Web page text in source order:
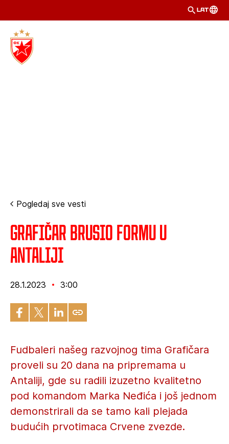
LAT
Pogledaj sve vesti
Grafičar brusio formu u
Antaliji
28.1.2023 3:00
Fudbaleri našeg razvojnog tima Grafičara
proveli su 20 dana na pripremama u
Antaliji, gde su radili izuzetno kvalitetno
pod komandom Marka Neđića i još jednom
demonstrirali da se tamo kali plejada
budućih prvotimaca Crvene zvezde.